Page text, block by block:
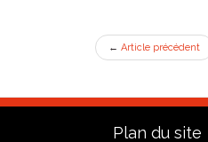
← Article précédent
Plan du site